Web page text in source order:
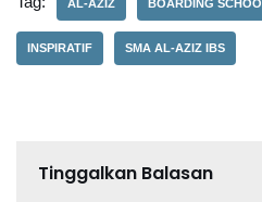
AL-AZIZ BOARDING
INSPIRATIF SMA AL-AZIZ IBS
Tinggalkan Balasan